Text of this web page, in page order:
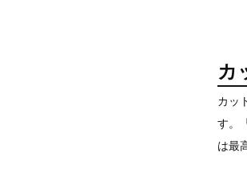
カ
カッ
す。
は最